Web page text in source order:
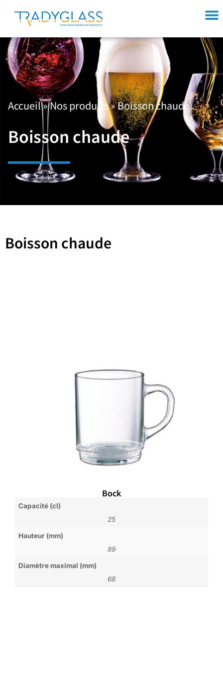
Accueil»Nos produits»Boisson chaude
Boisson chaude
Boisson chaude
Bock
Capacité (cl)
25
Hauteur (mm)
89
Diamètre maximal (mm)
68